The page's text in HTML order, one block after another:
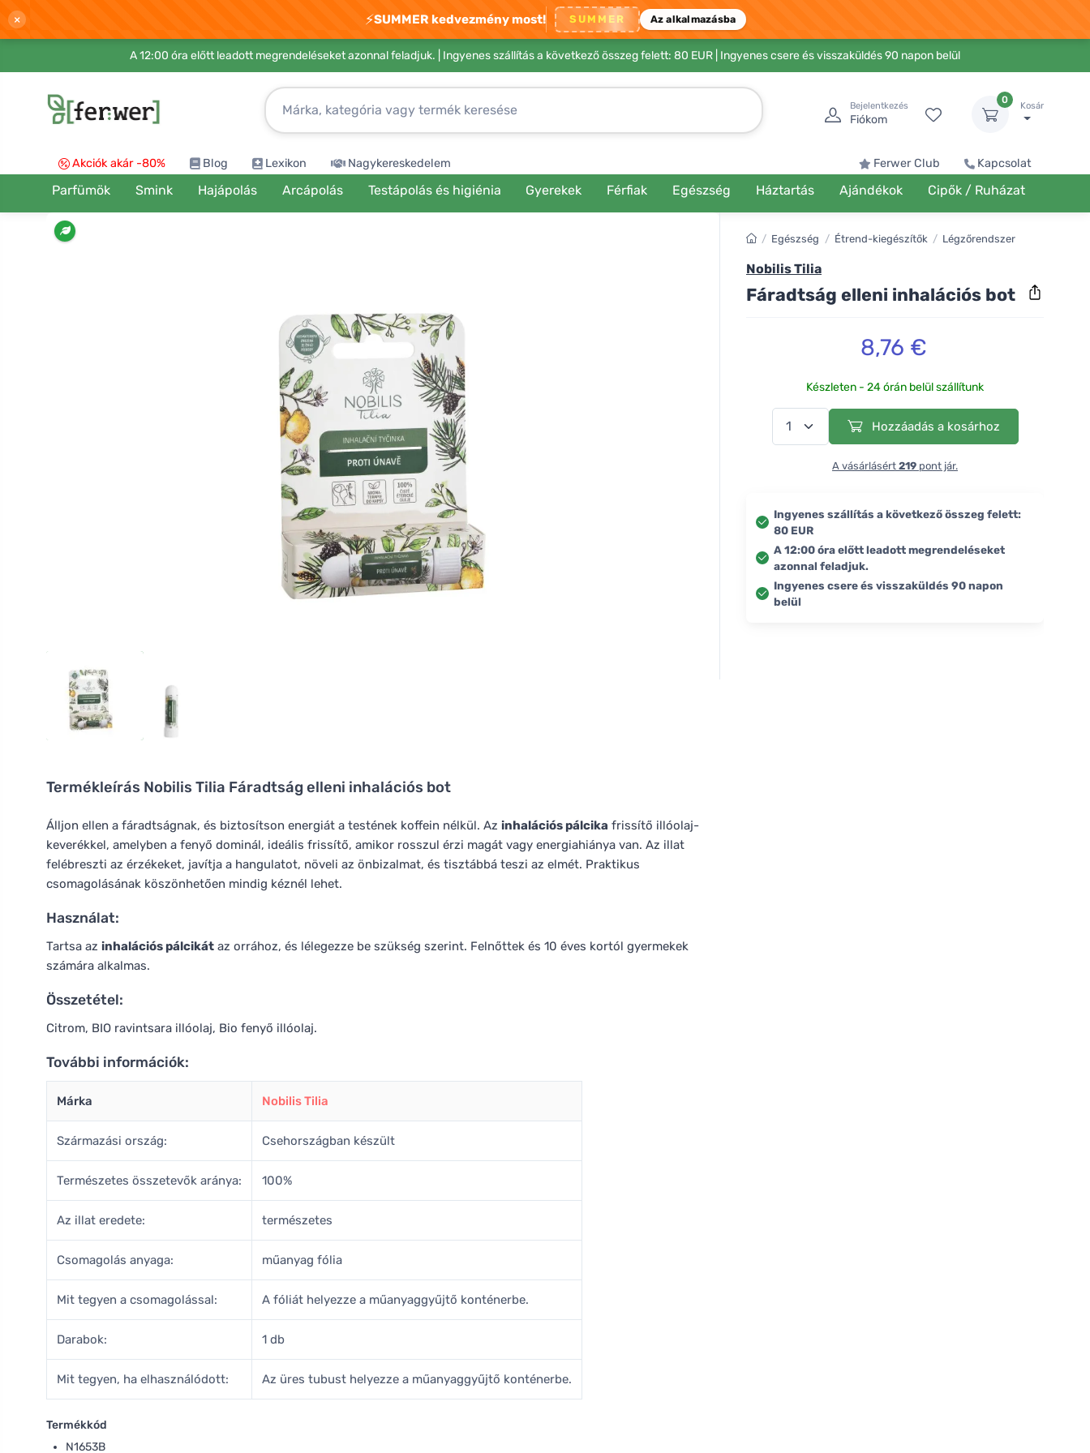
× ⚡SUMMER kedvezmény most! SUMMER Az alkalmazásba
A 12:00 óra előtt leadott megrendeléseket azonnal feladjuk. | Ingyenes szállítás a következő összeg felett: 80 EUR | Ingyenes csere és visszaküldés 90 napon belül
Bejelentkezés
Fiókom
0
Kosár
Akciók akár -80% Blog Lexikon Nagykereskedelem Ferwer Club Kapcsolat
Parfümök Smink Hajápolás Arcápolás Testápolás és higiénia Gyerekek Férfiak Egészség Háztartás Ajándékok Cipők / Ruházat
Termékleírás Nobilis Tilia Fáradtság elleni inhalációs bot
Álljon ellen a fáradtságnak, és biztosítson energiát a testének koffein nélkül. Az inhalációs pálcika frissítő illóolaj-
keverékkel, amelyben a fenyő dominál, ideális frissítő, amikor rosszul érzi magát vagy energiahiánya van. Az illat
felébreszti az érzékeket, javítja a hangulatot, növeli az önbizalmat, és tisztábbá teszi az elmét. Praktikus
csomagolásának köszönhetően mindig kéznél lehet.
Használat:
Tartsa az inhalációs pálcikát az orrához, és lélegezze be szükség szerint. Felnőttek és 10 éves kortól gyermekek
számára alkalmas.
Összetétel:
Citrom, BIO ravintsara illóolaj, Bio fenyő illóolaj.
További információk:
Márka Nobilis Tilia
Származási ország: Csehországban készült
Természetes összetevők aránya: 100%
Az illat eredete: természetes
Csomagolás anyaga: műanyag fólia
Mit tegyen a csomagolással: A fóliát helyezze a műanyaggyűjtő konténerbe.
Darabok: 1 db
Mit tegyen, ha elhasználódott: Az üres tubust helyezze a műanyaggyűjtő konténerbe.
Termékkód
N1653B
/ Egészség / Étrend-kiegészítők / Légzőrendszer
Nobilis Tilia
Fáradtság elleni inhalációs bot
8,76 €
Készleten - 24 órán belül szállítunk
Hozzáadás a kosárhoz
A vásárlásért 219 pont jár.
Ingyenes szállítás a következő összeg felett:
80 EUR
A 12:00 óra előtt leadott megrendeléseket
azonnal feladjuk.
Ingyenes csere és visszaküldés 90 napon
belül